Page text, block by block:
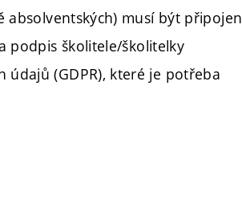
absolventských) musí být připojen
podpis školitele/školitelky
údajů (GDPR), které je potřeba